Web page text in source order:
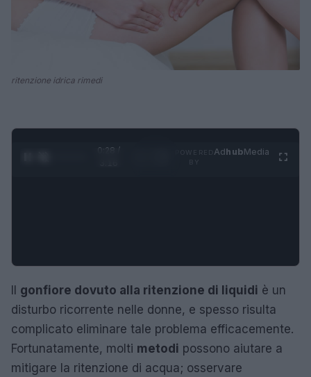
ritenzione idrica rimedi
0:28 /
AdhubMedia
gonfiore dovuto alla ritenzione di liquidi è un
disturbo ricorrente nelle donne, e spesso risulta
complicato eliminare tale problema efficacemente.
Fortunatamente, molti metodi possono aiutare a
mitigare la ritenzione di acqua; osservare